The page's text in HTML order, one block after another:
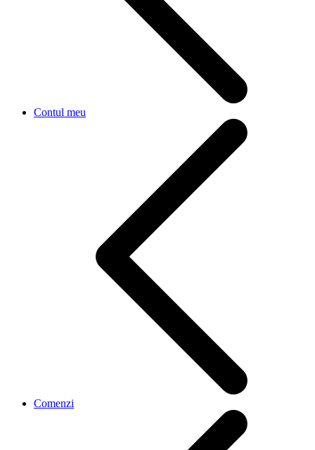
Contul meu
Comenzi